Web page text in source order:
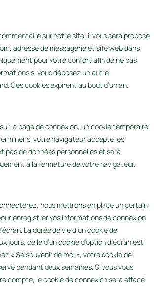
sur notre site, il vous sera proposé
adresse de messagerie et site web dans
pour votre confort afin de ne pas
si vous déposez un autre
Ces cookies expirent au bout d’un an.
la page de connexion, un cookie temporaire
si votre navigateur accepte les
pas de données personnelles et sera
à la fermeture de votre navigateur.
nous mettrons en place un certain
enregistrer vos informations de connexion
La durée de vie d’un cookie de
jours, celle d’un cookie d’option d’écran est
« Se souvenir de moi », votre cookie de
pendant deux semaines. Si vous vous
compte, le cookie de connexion sera effacé.